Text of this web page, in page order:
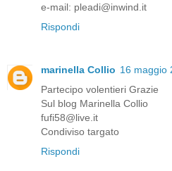
e-mail: pleadi@inwind.it
Rispondi
marinella Collio 16 maggio
Partecipo volentieri Grazie
Sul blog Marinella Collio
fufi58@live.it
Condiviso targato
Rispondi